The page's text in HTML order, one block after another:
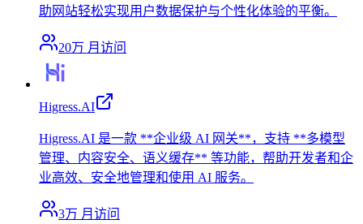
助网站轻松实现用户数据保护与个性化体验的平衡。
20万 月访问
Higress.AI
Higress.AI 是一款 **企业级 AI 网关**，支持 **多模型
管理、内容安全、语义缓存** 等功能，帮助开发者和企
业高效、安全地管理和使用 AI 服务。
3万 月访问